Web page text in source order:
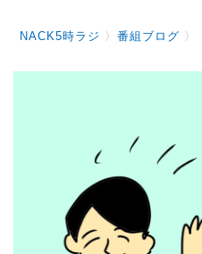
NACK5時ラジ 〉番組ブログ 〉